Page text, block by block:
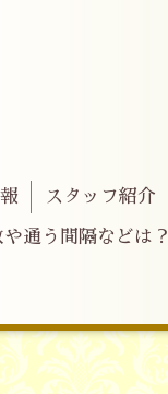
スタッフ紹介
通う間隔などは？